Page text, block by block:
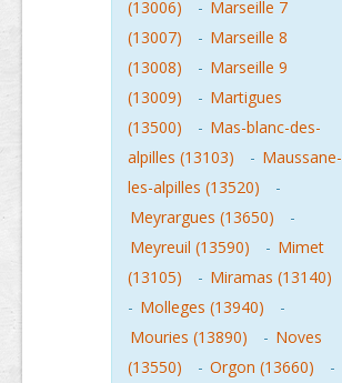
(13006)
- Marseille 7
(13007)
- Marseille 8
(13008)
- Marseille 9
(13009)
- Martigues
(13500)
- Mas-blanc-des-
alpilles (13103)
- Maussane-
les-alpilles (13520)
-
Meyrargues (13650)
-
Meyreuil (13590)
- Mimet
(13105)
- Miramas (13140)
- Molleges (13940)
-
Mouries (13890)
- Noves
(13550)
- Orgon (13660)
-